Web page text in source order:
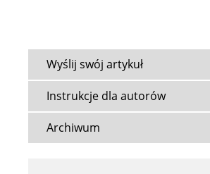
Wyślij swój artykuł
Instrukcje dla autorów
Archiwum